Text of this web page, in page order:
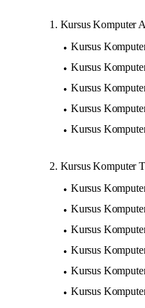
1. Kursus Komputer
Kursus
Kursus
Kursus
Kursus
Kursus
2. Kursus Komputer
Kursus
Kursus
Kursus
Kursus
Kursus
Kursus